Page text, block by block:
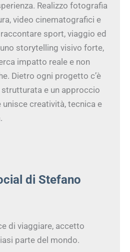
Realizzo fotografia
video cinematografici e
sport, viaggio ed
storytelling visivo forte,
impatto reale e non
Dietro ogni progetto c’è
strutturata e un approccio
creatività, tecnica e
di Stefano
di viaggiare, accetto
parte del mondo.